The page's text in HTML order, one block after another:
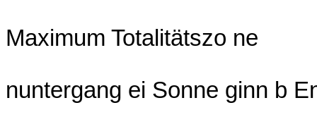
Maximum Totalitätszo ne
nuntergang ei Sonne ginn b